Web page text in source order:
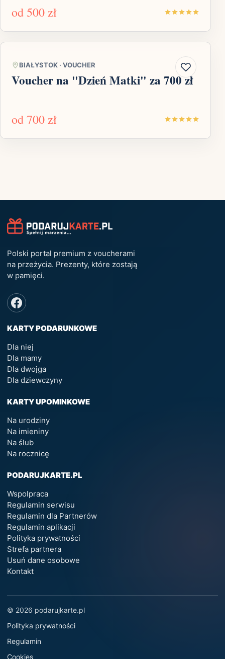
od 500 zł
BIAŁYSTOK · VOUCHER
Voucher na "Dzień Matki" za 700 zł
od700 zł
Polski portal premium z voucherami
na przeżycia. Prezenty, które zostają
w pamięci.
KARTY PODARUNKOWE
Dla niej
Dla mamy
Dla dwojga
Dla dziewczyny
KARTY UPOMINKOWE
Na urodziny
Na imieniny
Na ślub
Na rocznicę
PODARUJKARTE.PL
Wspolpraca
Regulamin serwisu
Regulamin dla Partnerów
Regulamin aplikacji
Polityka prywatności
Strefa partnera
Usuń dane osobowe
Kontakt
© 2026 podarujkarte.pl
Polityka prywatności
Regulamin
Cookies